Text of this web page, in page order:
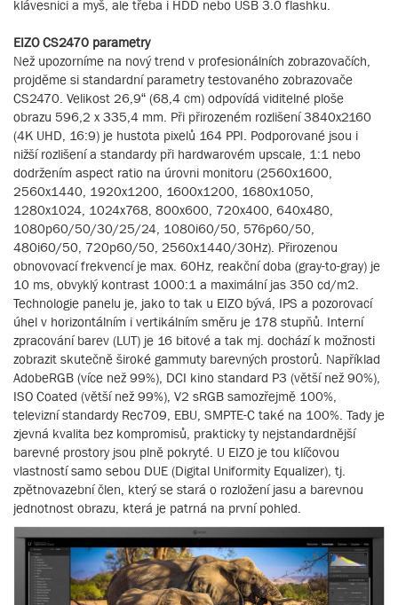
klávesnici a myš, ale třeba i HDD nebo USB 3.0 flashku.
EIZO CS2470 parametry
Než upozorníme na nový trend v profesionálních zobrazovačích,
projděme si standardní parametry testovaného zobrazovače
CS2470. Velikost 26,9“ (68,4 cm) odpovídá viditelné ploše
obrazu 596,2 x 335,4 mm. Při přirozeném rozlišení 3840x2160
(4K UHD, 16:9) je hustota pixelů 164 PPI. Podporované jsou i
nižší rozlišení a standardy při hardwarovém upscale, 1:1 nebo
dodržením aspect ratio na úrovni monitoru (2560x1600,
2560x1440, 1920x1200, 1600x1200, 1680x1050,
1280x1024, 1024x768, 800x600, 720x400, 640x480,
1080p60/50/30/25/24, 1080i60/50, 576p60/50,
480i60/50, 720p60/50, 2560x1440/30Hz). Přirozenou
obnovovací frekvencí je max. 60Hz, reakční doba (gray-to-gray) je
10 ms, obvyklý kontrast 1000:1 a maximální jas 350 cd/m2.
Technologie panelu je, jako to tak u EIZO bývá, IPS a pozorovací
úhel v horizontálním i vertikálním směru je 178 stupňů. Interní
zpracování barev (LUT) je 16 bitové a tak mj. dochází k možnosti
zobrazit skutečně široké gammuty barevných prostorů. Například
AdobeRGB (více než 99%), DCI kino standard P3 (větší než 90%),
ISO Coated (větší než 99%), V2 sRGB samozřejmě 100%,
televizní standardy Rec709, EBU, SMPTE-C také na 100%. Tady je
zjevná kvalita bez kompromisů, prakticky ty nejstandardnější
barevné prostory jsou plně pokryté. U EIZO je tou klíčovou
vlastností samo sebou DUE (Digital Uniformity Equalizer), tj.
zpětnovazební člen, který se stará o rozložení jasu a barevnou
jednotnost obrazu, která je patrná na první pohled.